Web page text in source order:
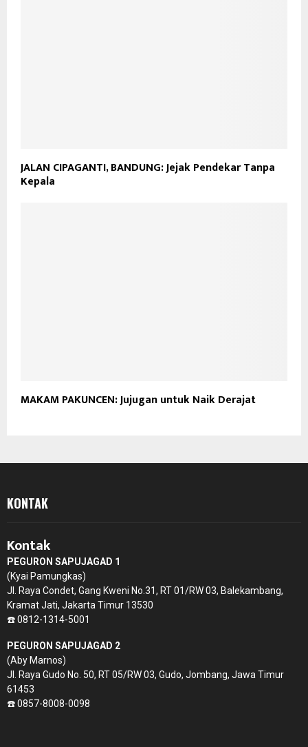
JALAN CIPAGANTI, BANDUNG: Jejak Pendekar Tanpa
Kepala
MAKAM PAKUNCEN: Jujugan untuk Naik Derajat
KONTAK
Kontak
PEGURON SAPUJAGAD 1
(Kyai Pamungkas)
Jl. Raya Condet, Gang Kweni No.31, RT 01/RW 03, Balekambang,
Kramat Jati, Jakarta Timur 13530
☎️ 0812-1314-5001
PEGURON SAPUJAGAD 2
(Aby Marnos)
Jl. Raya Gudo No. 50, RT 05/RW 03, Gudo, Jombang, Jawa Timur
61453
☎️ 0857-8008-0098